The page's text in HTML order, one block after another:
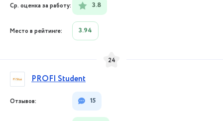
3.8
3.94
24
PROFI Student
15